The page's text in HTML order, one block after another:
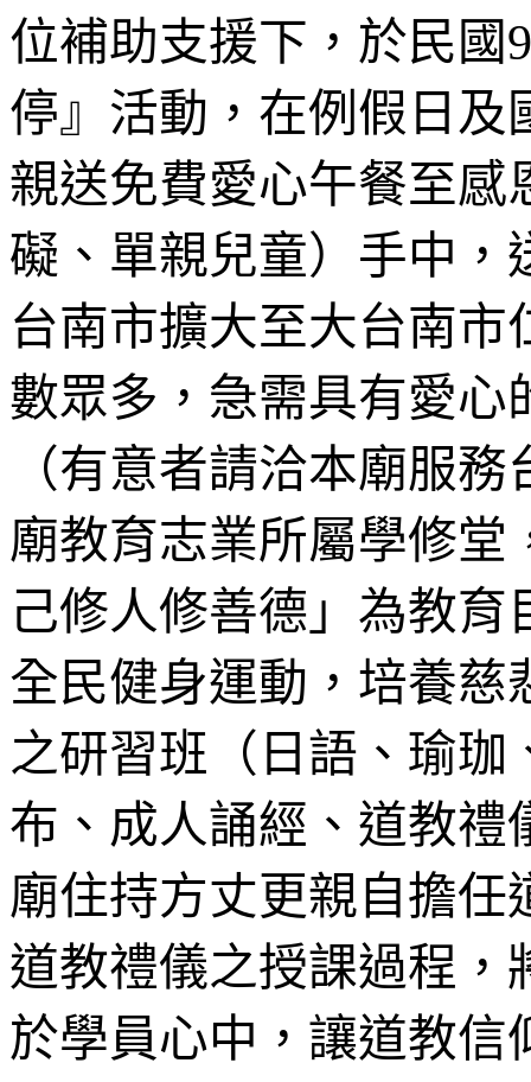
位補助支援下，於民國
停』活動，在例假日及
親送免費愛心午餐至感
礙、單親兒童）手中，
台南市擴大至大台南
數眾多，急需具有愛心
（有意者請洽本廟服
廟教育志業所屬學修堂
己修人修善德」為教
全民健身運動，培養慈
之研習班（日語、瑜
布、成人誦經、道教禮
廟住持方丈更親自擔任
道教禮儀之授課過程，
於學員心中，讓道教信